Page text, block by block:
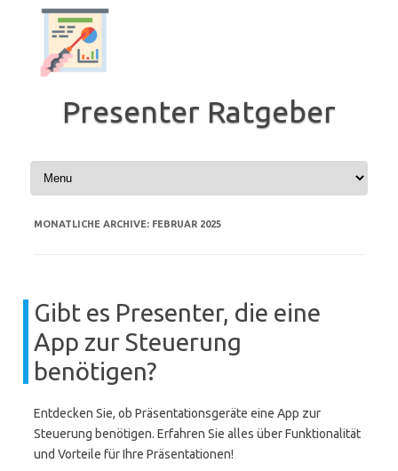
Zum
Inhalt
springen
Presenter Ratgeber
MONATLICHE ARCHIVE: FEBRUAR 2025
Gibt es Presenter, die eine
App zur Steuerung
benötigen?
Entdecken Sie, ob Präsentationsgeräte eine App zur
Steuerung benötigen. Erfahren Sie alles über Funktionalität
und Vorteile für Ihre Präsentationen!